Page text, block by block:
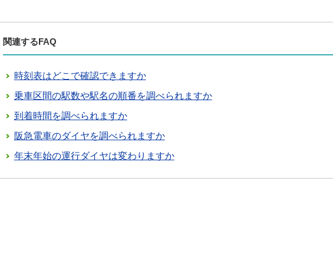
関連するFAQ
時刻表はどこで確認できますか
乗車区間の駅数や駅名の順番を調べられますか
到着時間を調べられますか
阪急電車のダイヤを調べられますか
年末年始の運行ダイヤは変わりますか